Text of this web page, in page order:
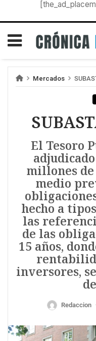
Mercados
El Tesoro
millones
medio
hecho a
las
de las
15 años,
inversores,
Redaccion